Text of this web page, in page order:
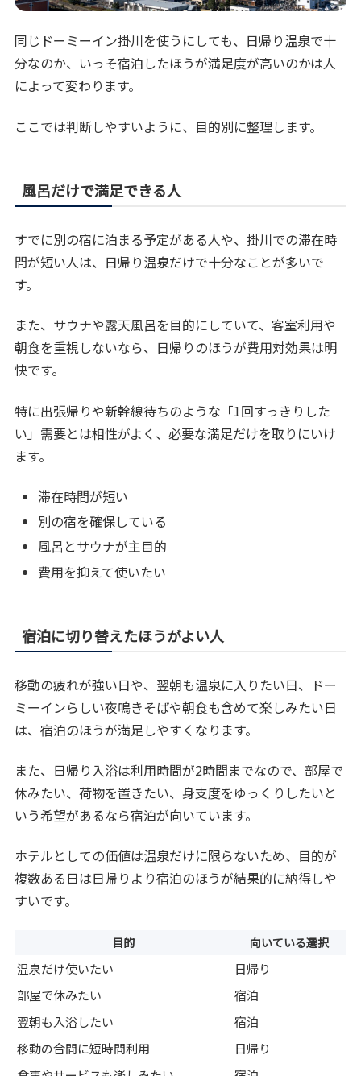
同じドーミーイン掛川を使うにしても、日帰り温泉で十
分なのか、いっそ宿泊したほうが満足度が高いのかは人
によって変わります。
ここでは判断しやすいように、目的別に整理します。
風呂だけで満足できる人
すでに別の宿に泊まる予定がある人や、掛川での滞在時
間が短い人は、日帰り温泉だけで十分なことが多いで
す。
また、サウナや露天風呂を目的にしていて、客室利用や
朝食を重視しないなら、日帰りのほうが費用対効果は明
快です。
特に出張帰りや新幹線待ちのような「1回すっきりした
い」需要とは相性がよく、必要な満足だけを取りにいけ
ます。
滞在時間が短い
別の宿を確保している
風呂とサウナが主目的
費用を抑えて使いたい
宿泊に切り替えたほうがよい人
移動の疲れが強い日や、翌朝も温泉に入りたい日、ドー
ミーインらしい夜鳴きそばや朝食も含めて楽しみたい日
は、宿泊のほうが満足しやすくなります。
また、日帰り入浴は利用時間が2時間までなので、部屋で
休みたい、荷物を置きたい、身支度をゆっくりしたいと
いう希望があるなら宿泊が向いています。
ホテルとしての価値は温泉だけに限らないため、目的が
複数ある日は日帰りより宿泊のほうが結果的に納得しや
すいです。
目的 向いている選択
温泉だけ使いたい
日帰り
部屋で休みたい
宿泊
翌朝も入浴したい
宿泊
移動の合間に短時間利用
日帰り